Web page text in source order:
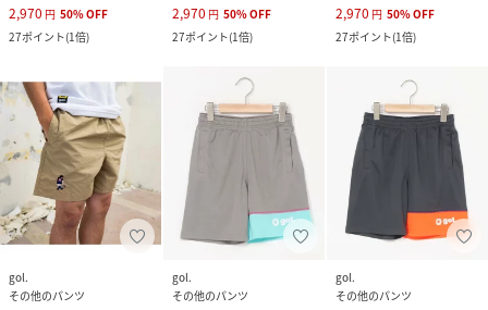
2,970 円 50%OFF
27ポイント(1倍)
2,970 円 50%OFF
27ポイント(1倍)
2,970 円 50%OFF
27ポイント(1倍)
gol.
その他のパンツ
gol.
その他のパンツ
gol.
その他のパンツ